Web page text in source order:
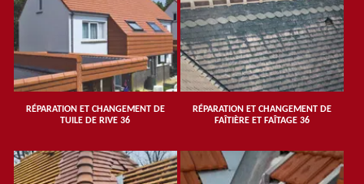
RÉPARATION ET CHANGEMENT DE
TUILE DE RIVE 36
RÉPARATION ET CHANGEMENT DE
FAÎTIÈRE ET FAÎTAGE 36